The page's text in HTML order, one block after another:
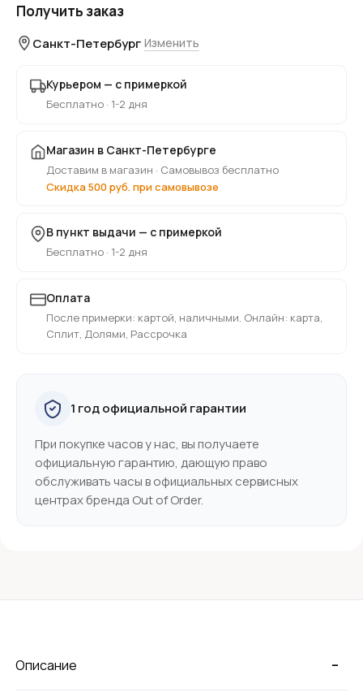
Получить заказ
Санкт-Петербург Изменить
Курьером — с примеркой
Бесплатно · 1-2 дня
Магазин в Санкт-Петербурге
Доставим в магазин · Самовывоз бесплатно
Скидка 500 руб. при самовывозе
В пункт выдачи — с примеркой
Бесплатно · 1-2 дня
Оплата
После примерки: картой, наличными. Онлайн: карта,
Сплит, Долями, Рассрочка
1 год официальной гарантии
При покупке часов у нас, вы получаете
официальную гарантию, дающую право
обслуживать часы в официальных сервисных
центрах бренда Out of Order.
-
Описание